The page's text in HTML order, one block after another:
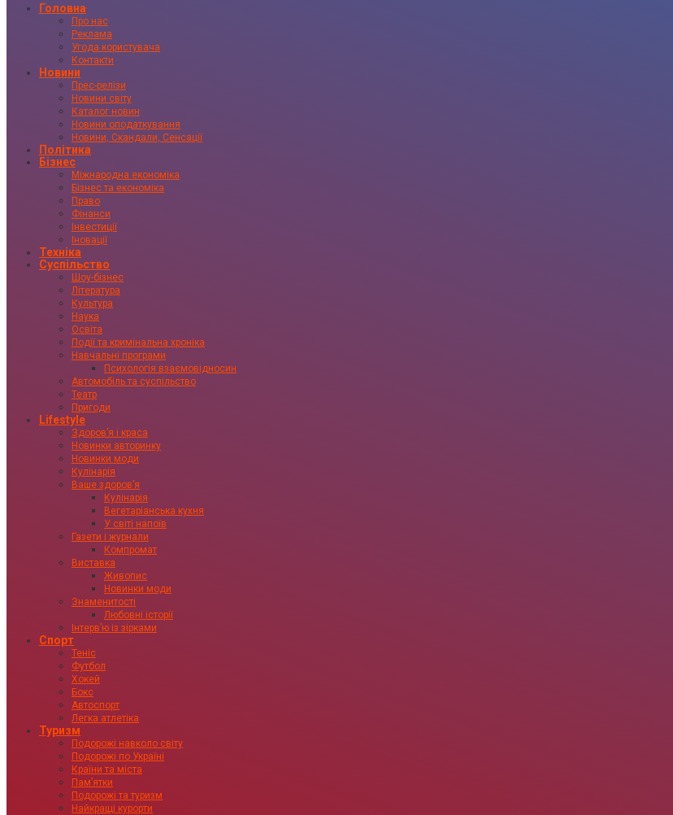
Головна
Про нас
Реклама
Угода користувача
Контакти
Новини
Прес-релізи
Новини світу
Каталог новин
Новини оподаткування
Новини, Скандали, Сенсації
Політика
Бізнес
Міжнародна економіка
Бізнес та економіка
Право
Фінанси
Інвестиції
Іновації
Техніка
Суспільство
Шоу-бізнес
Література
Культура
Наука
Освіта
Події та кримінальна хроніка
Навчальні програми
Психологія взаємовідносин
Автомобіль та суспільство
Театр
Пригоди
Lifestyle
Здоровʼя і краса
Новинки авторинку
Новинки моди
Кулінарія
Ваше здоровʼя
Кулінарія
Вегетаріанська кухня
У світі напоїв
Газети і журнали
Компромат
Виставка
Живопис
Новинки моди
Знаменитості
Любовні історії
Інтервʼю із зірками
Спорт
Теніс
Футбол
Хокей
Бокс
Автоспорт
Легка атлетіка
Туризм
Подорожі навколо світу
Подорожі по Україні
Країни та міста
Пам’ятки
Подорожі та туризм
Найкращі курорти